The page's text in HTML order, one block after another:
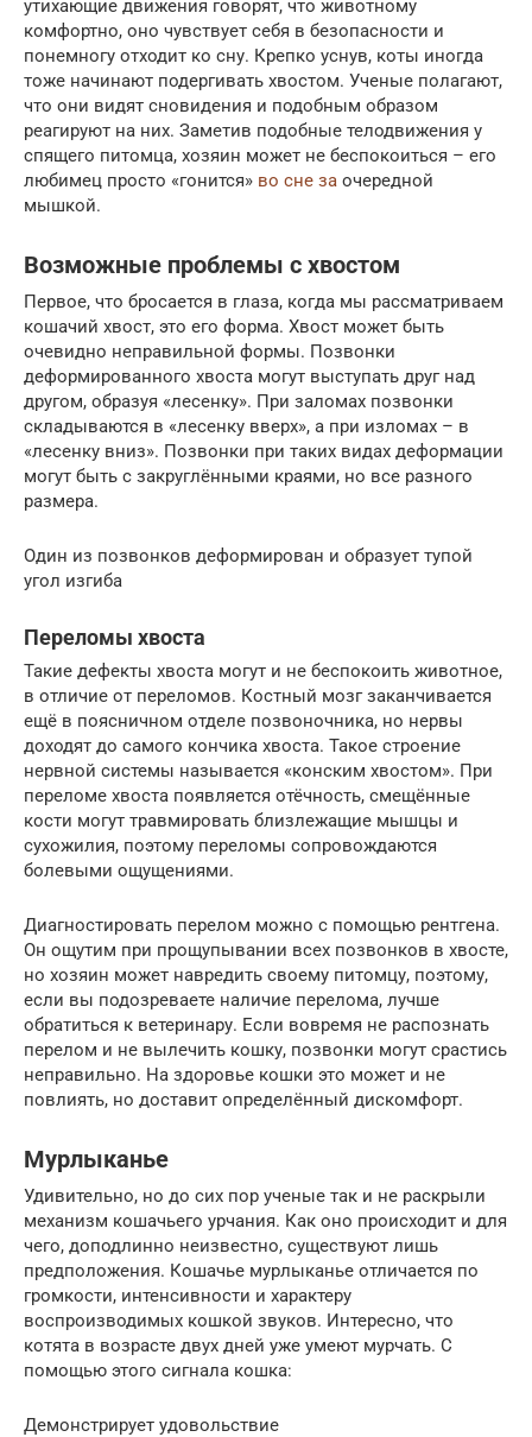
утихающие движения говорят, что животному
комфортно, оно чувствует себя в безопасности и
понемногу отходит ко сну. Крепко уснув, коты иногда
тоже начинают подергивать хвостом. Ученые полагают,
что они видят сновидения и подобным образом
реагируют на них. Заметив подобные телодвижения у
спящего питомца, хозяин может не беспокоиться – его
любимец просто «гонится» во сне за очередной
мышкой.
Возможные проблемы с хвостом
Первое, что бросается в глаза, когда мы рассматриваем
кошачий хвост, это его форма. Хвост может быть
очевидно неправильной формы. Позвонки
деформированного хвоста могут выступать друг над
другом, образуя «лесенку». При заломах позвонки
складываются в «лесенку вверх», а при изломах – в
«лесенку вниз». Позвонки при таких видах деформации
могут быть с закруглёнными краями, но все разного
размера.
Один из позвонков деформирован и образует тупой
угол изгиба
Переломы хвоста
Такие дефекты хвоста могут и не беспокоить животное,
в отличие от переломов. Костный мозг заканчивается
ещё в поясничном отделе позвоночника, но нервы
доходят до самого кончика хвоста. Такое строение
нервной системы называется «конским хвостом». При
переломе хвоста появляется отёчность, смещённые
кости могут травмировать близлежащие мышцы и
сухожилия, поэтому переломы сопровождаются
болевыми ощущениями.
Диагностировать перелом можно с помощью рентгена.
Он ощутим при прощупывании всех позвонков в хвосте,
но хозяин может навредить своему питомцу, поэтому,
если вы подозреваете наличие перелома, лучше
обратиться к ветеринару. Если вовремя не распознать
перелом и не вылечить кошку, позвонки могут срастись
неправильно. На здоровье кошки это может и не
повлиять, но доставит определённый дискомфорт.
Мурлыканье
Удивительно, но до сих пор ученые так и не раскрыли
механизм кошачьего урчания. Как оно происходит и для
чего, доподлинно неизвестно, существуют лишь
предположения. Кошачье мурлыканье отличается по
громкости, интенсивности и характеру
воспроизводимых кошкой звуков. Интересно, что
котята в возрасте двух дней уже умеют мурчать. С
помощью этого сигнала кошка:
Демонстрирует удовольствие